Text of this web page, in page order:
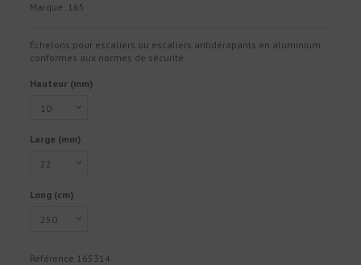
Marque: 165
Échelons pour escaliers ou escaliers antidérapants en aluminium
conformes aux normes de sécurité.
Hauteur (mm)
Large (mm)
Long (cm)
Référence 165314